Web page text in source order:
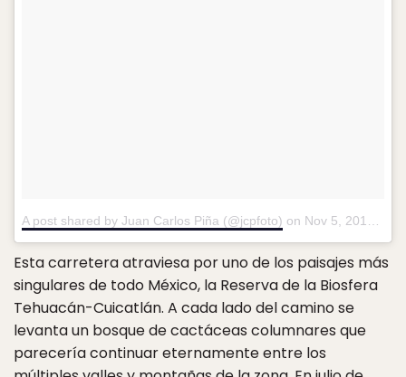
A post shared by Juan Carlos Piña (@jcpfoto) on Nov 5, 2017 at 8:48am PST
Esta carretera atraviesa por uno de los paisajes más
singulares de todo México, la Reserva de la Biosfera
Tehuacán-Cuicatlán. A cada lado del camino se
levanta un bosque de cactáceas columnares que
parecería continuar eternamente entre los